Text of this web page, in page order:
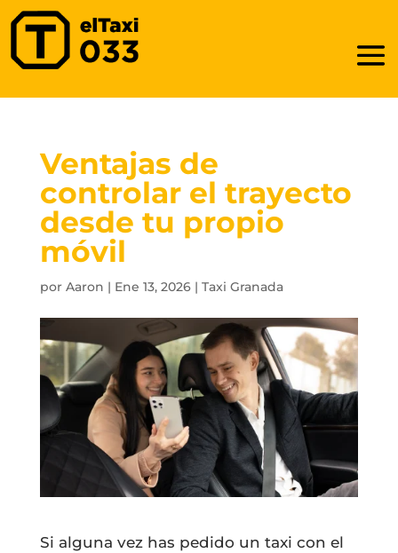
Ventajas de
controlar el trayecto
desde tu propio
móvil
por Aaron | Ene 13, 2026| Taxi Granada
Si alguna vez has pedido un taxi con el